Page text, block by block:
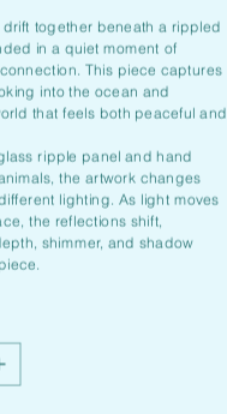
drift together beneath a rippled
in a quiet moment of
This piece captures
into the ocean and
that feels both peaceful and
ripple panel and hand
the artwork changes
lighting. As light moves
the reflections shift,
shimmer, and shadow